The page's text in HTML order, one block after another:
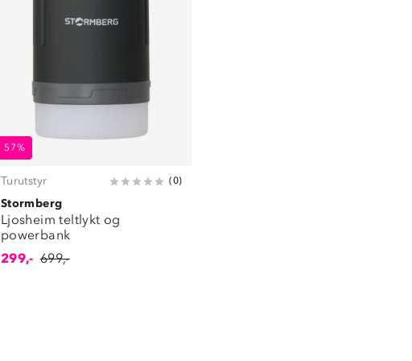
57%
Turutstyr (0)
Stormberg
Ljosheim teltlykt og
powerbank
299,- 699,-